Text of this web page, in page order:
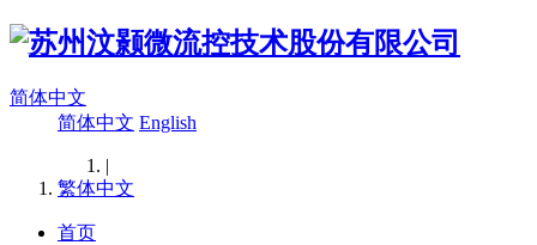
简体中文
简体中文 English
|
繁体中文
首页